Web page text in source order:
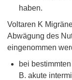
haben.
Voltaren K
Abwägung des
eingenommen
bei
B. akute